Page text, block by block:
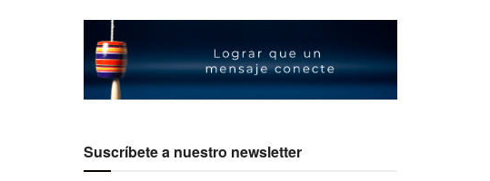
Suscríbete a nuestro newsletter